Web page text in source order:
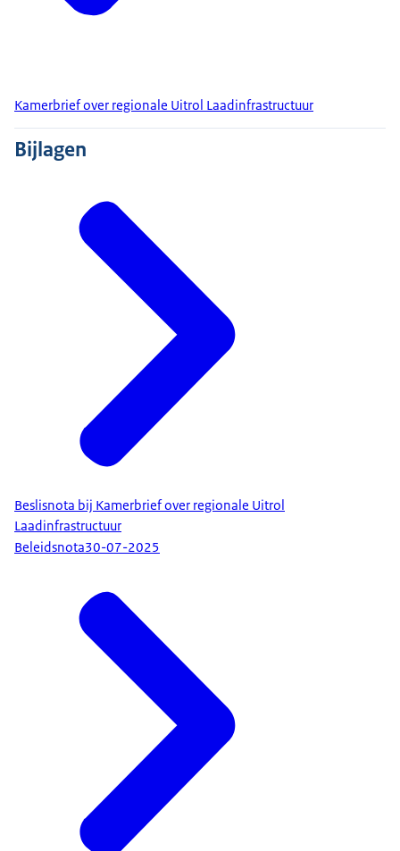
Kamerbrief over regionale Uitrol Laadinfrastructuur
Bijlagen
Beslisnota bij Kamerbrief over regionale Uitrol
Laadinfrastructuur
Beleidsnota30-07-2025